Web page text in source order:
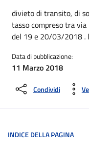
Dettagli
divieto di transito, di
tasso compreso tra
del 19 e 20/03/2018 .
Data di pubblicazione:
11 Marzo 2018
Condividi
INDICE DELLA PAGINA